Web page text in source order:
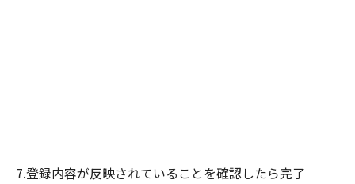
7.登録内容が反映されていることを確認したら完了